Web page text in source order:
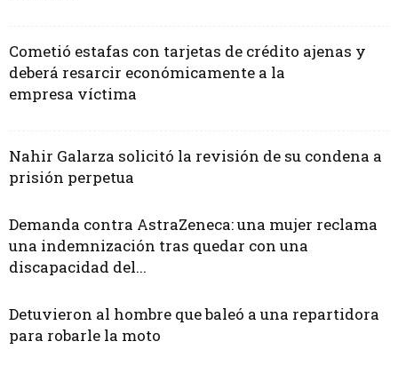
Cometió estafas con tarjetas de crédito ajenas y
deberá resarcir económicamente a la
empresa víctima
Nahir Galarza solicitó la revisión de su condena a
prisión perpetua
Demanda contra AstraZeneca: una mujer reclama
una indemnización tras quedar con una
discapacidad del...
Detuvieron al hombre que baleó a una repartidora
para robarle la moto